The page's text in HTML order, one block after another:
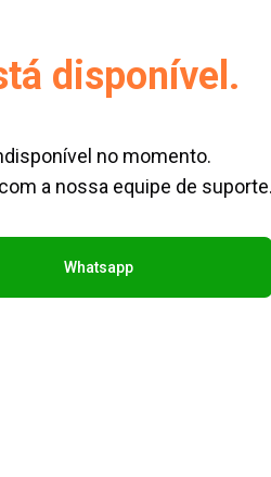
disponível.
no momento.
a nossa equipe de suporte.
Whatsapp